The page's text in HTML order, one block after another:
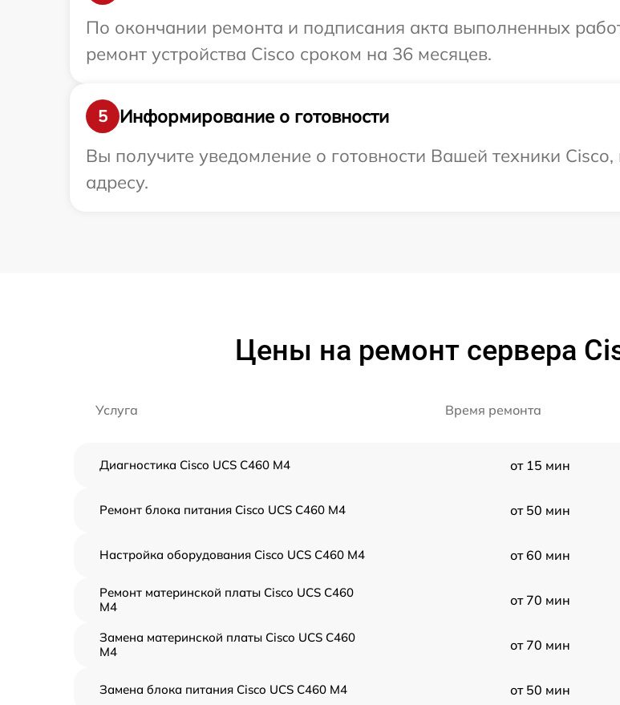
По окончании ремонта и подписания акта выполненных
ремонт устройства Cisco сроком на 36 месяцев.
5
Информирование о готовности
Вы получите уведомление о готовности Вашей техники
адресу.
Цены на ремонт сервера
Услуга Время ремонта
Диагностика Cisco UCS C460 M4 от 15 мин
Ремонт блока питания Cisco UCS C460 M4 от 50 мин
Настройка оборудования Cisco UCS C460 M4 от 60 мин
Ремонт материнской платы Cisco UCS C460
M4
от 70 мин
Замена материнской платы Cisco UCS C460
M4
от 70 мин
Замена блока питания Cisco UCS C460 M4 от 50 мин